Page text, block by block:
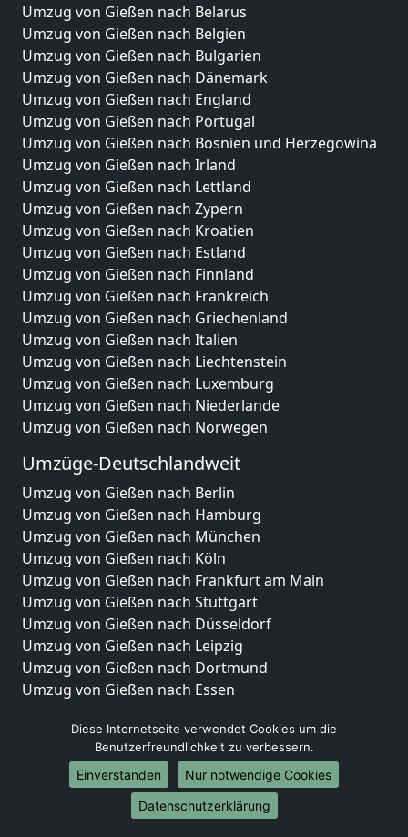
Umzug von Gießen nach Belarus
Umzug von Gießen nach Belgien
Umzug von Gießen nach Bulgarien
Umzug von Gießen nach Dänemark
Umzug von Gießen nach England
Umzug von Gießen nach Portugal
Umzug von Gießen nach Bosnien und Herzegowina
Umzug von Gießen nach Irland
Umzug von Gießen nach Lettland
Umzug von Gießen nach Zypern
Umzug von Gießen nach Kroatien
Umzug von Gießen nach Estland
Umzug von Gießen nach Finnland
Umzug von Gießen nach Frankreich
Umzug von Gießen nach Griechenland
Umzug von Gießen nach Italien
Umzug von Gießen nach Liechtenstein
Umzug von Gießen nach Luxemburg
Umzug von Gießen nach Niederlande
Umzug von Gießen nach Norwegen
Umzüge-Deutschlandweit
Umzug von Gießen nach Berlin
Umzug von Gießen nach Hamburg
Umzug von Gießen nach München
Umzug von Gießen nach Köln
Umzug von Gießen nach Frankfurt am Main
Umzug von Gießen nach Stuttgart
Umzug von Gießen nach Düsseldorf
Umzug von Gießen nach Leipzig
Umzug von Gießen nach Dortmund
Umzug von Gießen nach Essen
Umzug von Gießen nach Dresden
Umzug von Gießen nach Hannover
Umzug von Gießen nach Nürnberg
Umzug von Gießen nach Duisburg
Umzug von Gießen nach Bochum
Diese Internetseite verwendet Cookies um die
Benutzerfreundlichkeit zu verbessern.
Einverstanden
Nur notwendige Cookies
Datenschutzerklärung